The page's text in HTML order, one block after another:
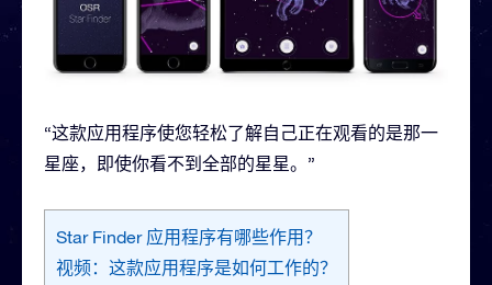
“这款应用程序使您轻松了解自己正在观看的是那一
星座，即使你看不到全部的星星。”
Star Finder 应用程序有哪些作用？
视频：这款应用程序是如何工作的？